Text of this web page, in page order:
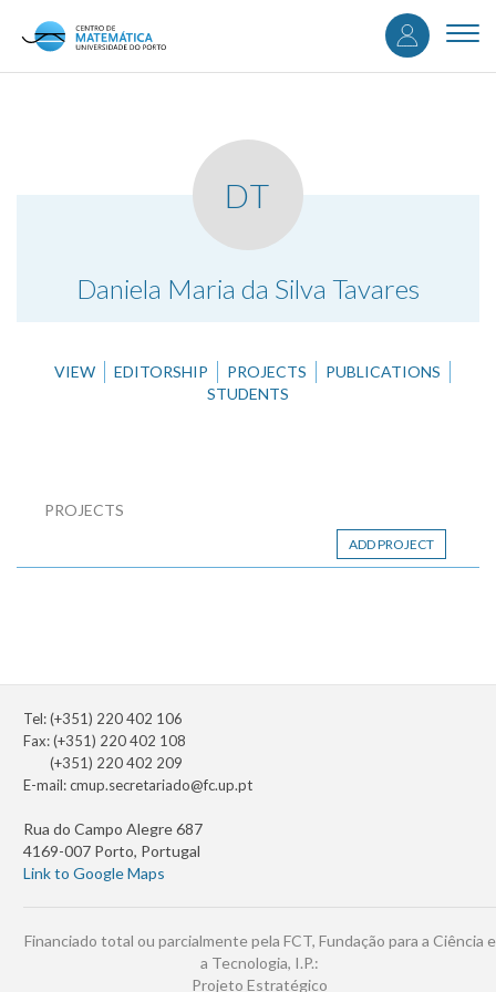
content
User
DT
Daniela Maria da Silva Tavares
.
VIEW EDITORSHIP PROJECTS
PUBLICATIONS
STUDENTS
PROJECTS
ADD PROJECT
Tel: (+351) 220 402 106
Fax: (+351) 220 402 108
(+351) 220 402 209
E-mail:cmup.secretariado@fc.up.pt
Rua do Campo Alegre 687
4169-007 Porto, Portugal
Link to Google Maps
Financiado total ou parcialmente pela FCT, Fundação para a Ciência e
a Tecnologia, I.P.:
Projeto Estratégico